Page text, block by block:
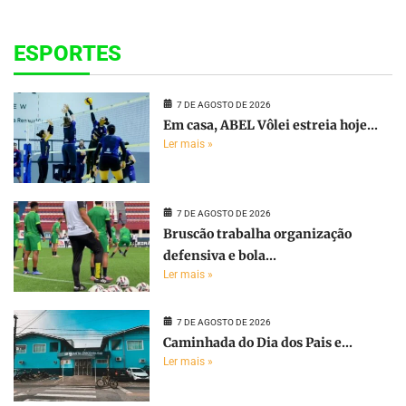
ESPORTES
7 DE AGOSTO DE 2026
Em casa, ABEL Vôlei estreia hoje...
Ler mais »
7 DE AGOSTO DE 2026
Bruscão trabalha organização
defensiva e bola...
Ler mais »
7 DE AGOSTO DE 2026
Caminhada do Dia dos Pais e...
Ler mais »